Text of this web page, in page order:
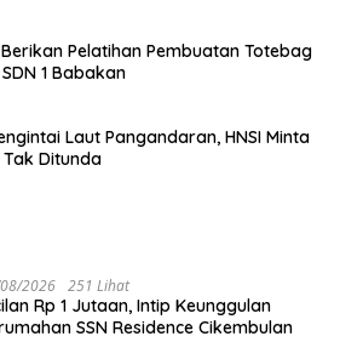
Berikan Pelatihan Pembuatan Totebag
1 Babakan
Laut Pangandaran, HNSI Minta
Ditunda
2026 251 Lihat
Rp 1 Jutaan, Intip Keunggulan
SSN Residence Cikembulan